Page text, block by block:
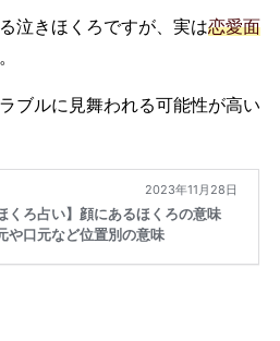
泣きほくろですが、実は恋愛面
ブルに見舞われる可能性が高い